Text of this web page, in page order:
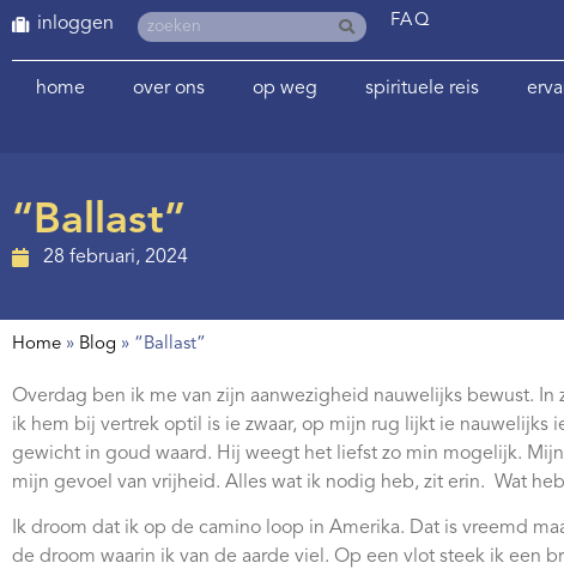
inloggen FAQ
home over ons op weg spirituele reis
“Ballast”
28 februari, 2024
Home » Blog » “Ballast”
Overdag ben ik me van zijn aanwezigheid nauwelijks bewust.
ik hem bij vertrek optil is ie zwaar, op mijn rug lijkt ie nauwelijks
gewicht in goud waard. Hij weegt het liefst zo min mogelijk.
mijn gevoel van vrijheid. Alles wat ik nodig heb, zit erin. Wat
Ik droom dat ik op de camino loop in Amerika. Dat is vreemd
de droom waarin ik van de aarde viel. Op een vlot steek ik een